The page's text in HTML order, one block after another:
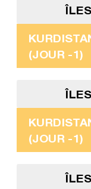
(JOUR -1)
(JOUR -1)